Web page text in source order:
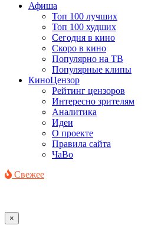
Афиша
Топ 100 лучших
Топ 100 худших
Сегодня в кино
Скоро в кино
Популярно на ТВ
Популярные клипы
КиноЦензор
Рейтинг цензоров
Интересно зрителям
Аналитика
Идеи
О проекте
Правила сайта
ЧаВо
Свежее
×